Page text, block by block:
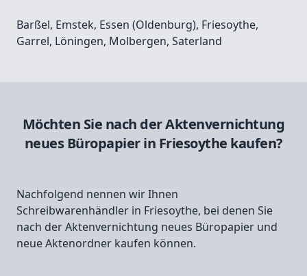
Barßel, Emstek, Essen (Oldenburg), Friesoythe,
Garrel, Löningen, Molbergen, Saterland
Möchten Sie nach der Aktenvernichtung
neues Büropapier in Friesoythe kaufen?
Nachfolgend nennen wir Ihnen
Schreibwarenhändler in Friesoythe, bei denen Sie
nach der Aktenvernichtung neues Büropapier und
neue Aktenordner kaufen können.